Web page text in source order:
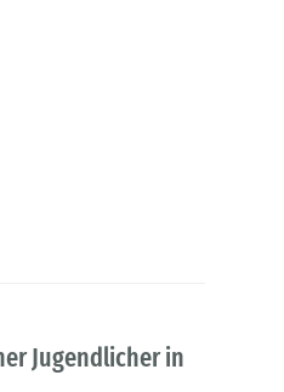
Jugendlicher in